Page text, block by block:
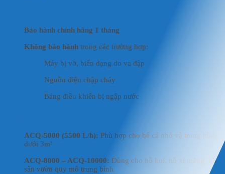
Bảo hành chính hãng 1 tháng
Không bảo hành trong các trường hợp:
Máy bị vỡ, biến dạng do va đập
Nguồn điện chập cháy
Bảng điều khiển bị ngập nước
ACQ-5000 (5500 L/h): Phù hợp cho bể cá nhỏ và trung bình
dưới 3m³
ACQ-8000 – ACQ-10000: Dùng cho hồ koi, hồ xi măng, hồ
sân vườn quy mô trung bình